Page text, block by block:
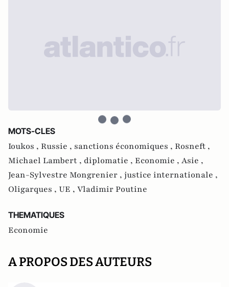
MOTS-CLES
Ioukos , Russie , sanctions économiques , Rosneft ,
Michael Lambert , diplomatie , Economie , Asie ,
Jean-Sylvestre Mongrenier , justice internationale ,
Oligarques , UE , Vladimir Poutine
THEMATIQUES
Economie
A PROPOS DES AUTEURS